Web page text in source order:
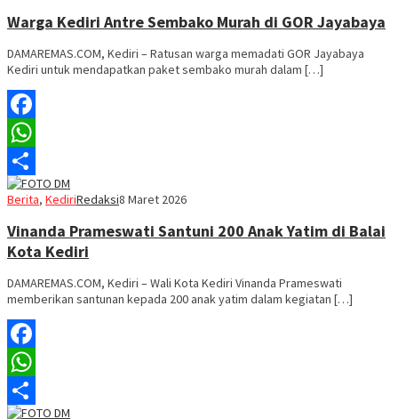
Warga Kediri Antre Sembako Murah di GOR Jayabaya
DAMAREMAS.COM, Kediri – Ratusan warga memadati GOR Jayabaya
Kediri untuk mendapatkan paket sembako murah dalam […]
Facebook
WhatsApp
Share
Berita, KediriRedaksi8 Maret 2026
Vinanda Prameswati Santuni 200 Anak Yatim di Balai
Kota Kediri
DAMAREMAS.COM, Kediri – Wali Kota Kediri Vinanda Prameswati
memberikan santunan kepada 200 anak yatim dalam kegiatan […]
Facebook
WhatsApp